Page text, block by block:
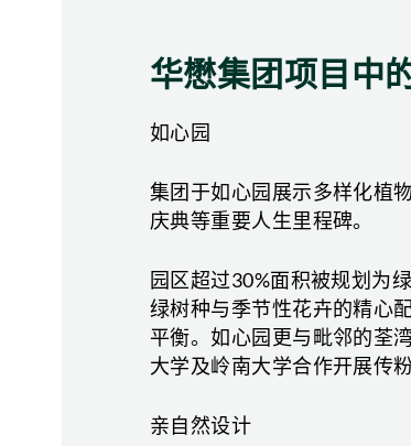
华懋集团项目中
如心园
集团于如心园展示多样化植
庆典等重要人生里程碑。
园区超过30%面积被规划为
绿树种与季节性花卉的精心
平衡。如心园更与毗邻的荃
大学及岭南大学合作开展传
亲自然设计